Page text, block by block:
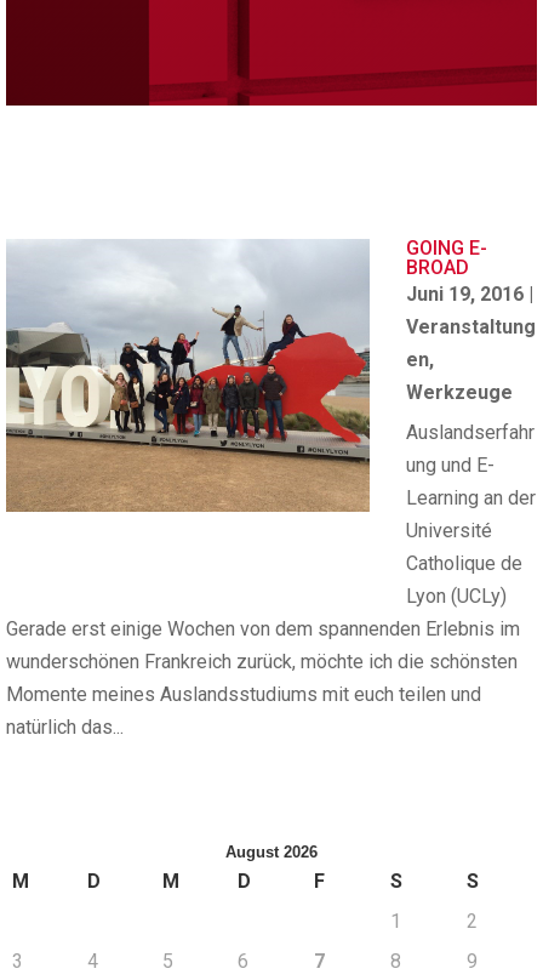
GOING E-
BROAD
Juni 19, 2016 |
Veranstaltung
en,
Werkzeuge
Auslandserfahr
ung und E-
Learning an der
Université
Catholique de
Lyon (UCLy)
Gerade erst einige Wochen von dem spannenden Erlebnis im
wunderschönen Frankreich zurück, möchte ich die schönsten
Momente meines Auslandsstudiums mit euch teilen und
natürlich das...
August 2026
M D M D F S
S
1
2
3
4 5 6 7 8
9